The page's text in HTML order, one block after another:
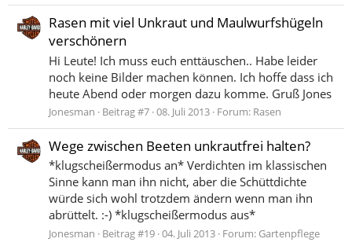
Rasen mit viel Unkraut und Maulwurfshügeln
verschönern
Hi Leute! Ich muss euch enttäuschen.. Habe leider
noch keine Bilder machen können. Ich hoffe dass ich
heute Abend oder morgen dazu komme. Gruß Jones
Jonesman Beitrag #7 08. Juli 2013 Forum: Rasen
Wege zwischen Beeten unkrautfrei halten?
*klugscheißermodus an* Verdichten im klassischen
Sinne kann man ihn nicht, aber die Schüttdichte
würde sich wohl trotzdem ändern wenn man ihn
abrüttelt. :-) *klugscheißermodus aus*
Jonesman Beitrag #19 04. Juli 2013 Forum: Gartenpflege